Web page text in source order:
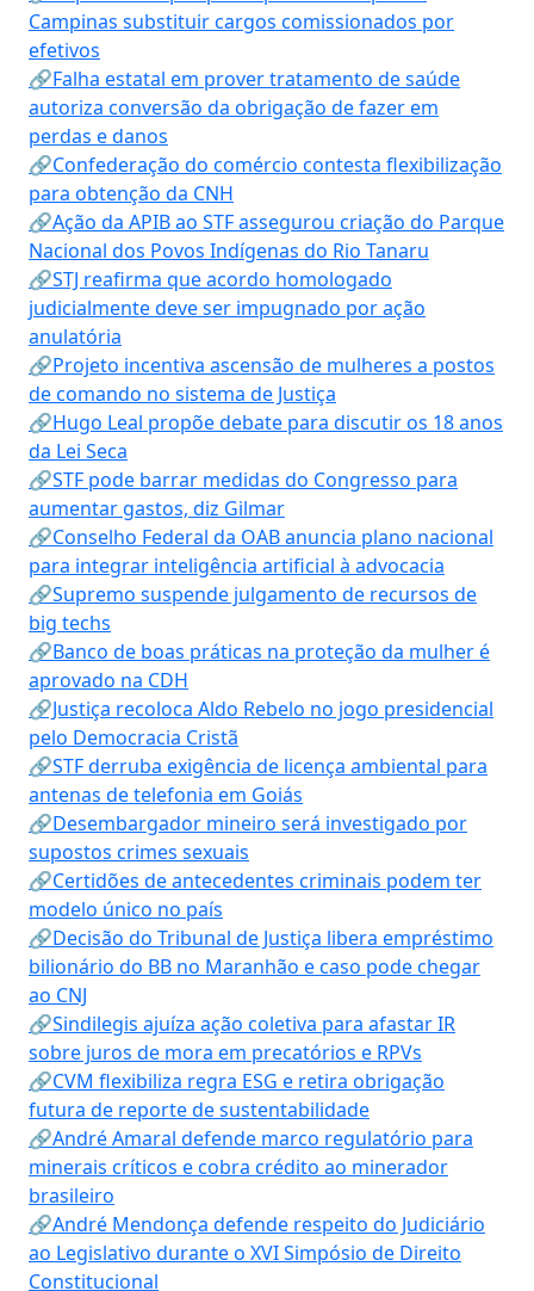
Campinas substituir cargos comissionados por
efetivos
🔗Falha estatal em prover tratamento de saúde
autoriza conversão da obrigação de fazer em
perdas e danos
🔗Confederação do comércio contesta flexibilização
para obtenção da CNH
🔗Ação da APIB ao STF assegurou criação do Parque
Nacional dos Povos Indígenas do Rio Tanaru
🔗STJ reafirma que acordo homologado
judicialmente deve ser impugnado por ação
anulatória
🔗Projeto incentiva ascensão de mulheres a postos
de comando no sistema de Justiça
🔗Hugo Leal propõe debate para discutir os 18 anos
da Lei Seca
🔗STF pode barrar medidas do Congresso para
aumentar gastos, diz Gilmar
🔗Conselho Federal da OAB anuncia plano nacional
para integrar inteligência artificial à advocacia
🔗Supremo suspende julgamento de recursos de
big techs
🔗Banco de boas práticas na proteção da mulher é
aprovado na CDH
🔗Justiça recoloca Aldo Rebelo no jogo presidencial
pelo Democracia Cristã
🔗STF derruba exigência de licença ambiental para
antenas de telefonia em Goiás
🔗Desembargador mineiro será investigado por
supostos crimes sexuais
🔗Certidões de antecedentes criminais podem ter
modelo único no país
🔗Decisão do Tribunal de Justiça libera empréstimo
bilionário do BB no Maranhão e caso pode chegar
ao CNJ
🔗Sindilegis ajuíza ação coletiva para afastar IR
sobre juros de mora em precatórios e RPVs
🔗CVM flexibiliza regra ESG e retira obrigação
futura de reporte de sustentabilidade
🔗André Amaral defende marco regulatório para
minerais críticos e cobra crédito ao minerador
brasileiro
🔗André Mendonça defende respeito do Judiciário
ao Legislativo durante o XVI Simpósio de Direito
Constitucional